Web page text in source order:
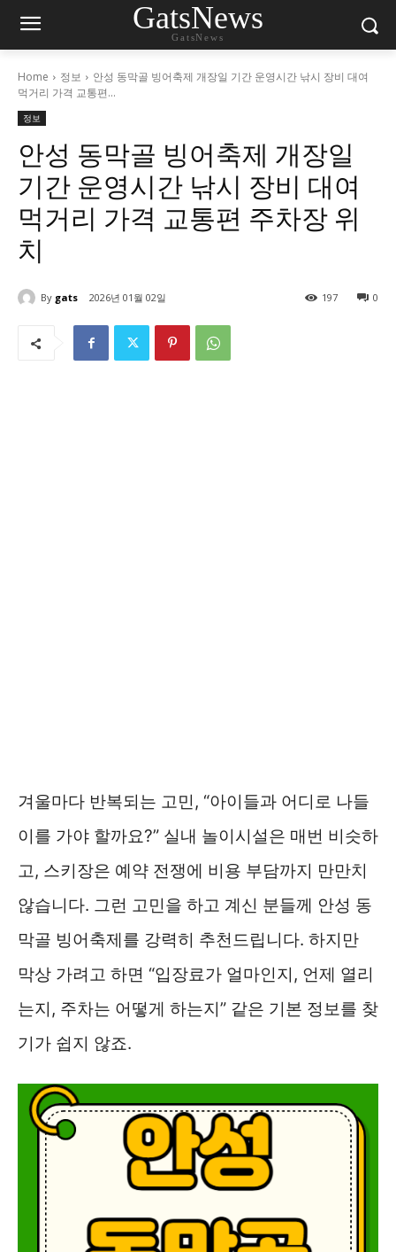
GatsNews
GatsNews
Home 정보
안성 동막골 빙어축제 개장일 기간 운영시간 낚시 장비 대여
먹거리 가격 교통편...
정보
안성 동막골 빙어축제 개장일
기간 운영시간 낚시 장비 대여
먹거리 가격 교통편 주차장 위
치
By gats 2026년 01월 02일 0
197
겨울마다 반복되는 고민, “아이들과 어디로 나들
이를 가야 할까요?” 실내 놀이시설은 매번 비슷하
고, 스키장은 예약 전쟁에 비용 부담까지 만만치
않습니다. 그런 고민을 하고 계신 분들께 안성 동
막골 빙어축제를 강력히 추천드립니다. 하지만
막상 가려고 하면 “입장료가 얼마인지, 언제 열리
는지, 주차는 어떻게 하는지” 같은 기본 정보를 찾
기가 쉽지 않죠.